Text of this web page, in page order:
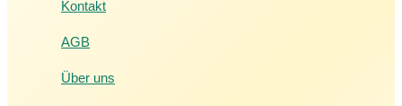
Kontakt
AGB
Über uns